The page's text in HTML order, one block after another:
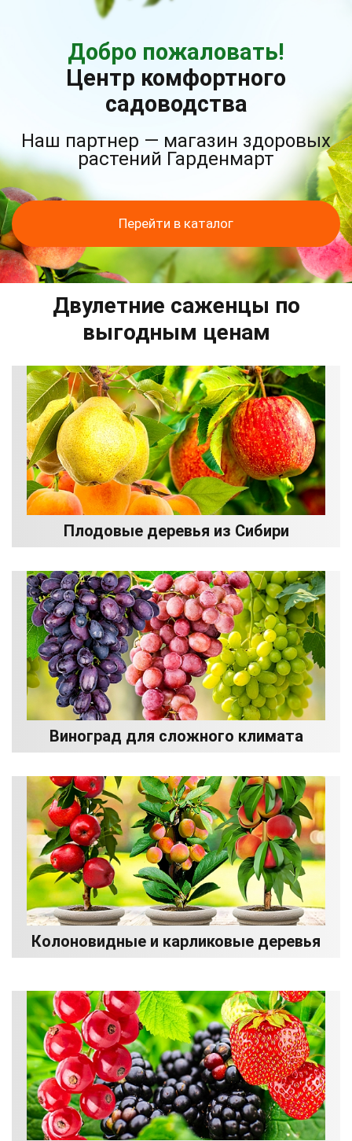
Добро пожаловать!
Центр комфортного
садоводства
Наш партнер — магазин здоровых
растений Гарденмарт
Перейти в каталог
Двулетние саженцы по
выгодным ценам
Плодовые деревья из Сибири
Виноград для сложного климата
Колоновидные и карликовые деревья